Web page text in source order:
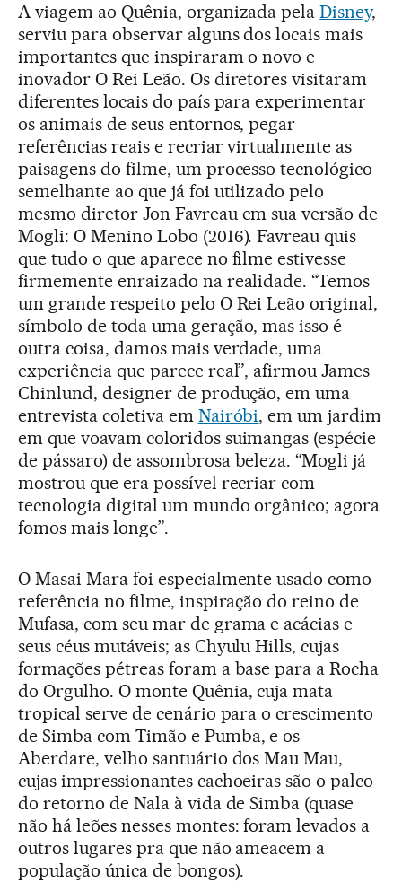
A viagem ao Quênia, organizada pelaDisney,
serviu para observar alguns dos locais mais
importantes que inspiraram o novo e
inovador O Rei Leão. Os diretores visitaram
diferentes locais do país para experimentar
os animais de seus entornos, pegar
referências reais e recriar virtualmente as
paisagens do filme, um processo tecnológico
semelhante ao que já foi utilizado pelo
mesmo diretor Jon Favreau em sua versão de
Mogli: O Menino Lobo (2016). Favreau quis
que tudo o que aparece no filme estivesse
firmemente enraizado na realidade. “Temos
um grande respeito pelo O Rei Leão original,
símbolo de toda uma geração, mas isso é
outra coisa, damos mais verdade, uma
experiência que parece real”, afirmou James
Chinlund, designer de produção, em uma
entrevista coletiva em Nairóbi, em um jardim
em que voavam coloridos suimangas (espécie
de pássaro) de assombrosa beleza. “Mogli já
mostrou que era possível recriar com
tecnologia digital um mundo orgânico; agora
fomos mais longe”.
O Masai Mara foi especialmente usado como
referência no filme, inspiração do reino de
Mufasa, com seu mar de grama e acácias e
seus céus mutáveis; as Chyulu Hills, cujas
formações pétreas foram a base para a Rocha
do Orgulho. O monte Quênia, cuja mata
tropical serve de cenário para o crescimento
de Simba com Timão e Pumba, e os
Aberdare, velho santuário dos Mau Mau,
cujas impressionantes cachoeiras são o palco
do retorno de Nala à vida de Simba (quase
não há leões nesses montes: foram levados a
outros lugares pra que não ameacem a
população única de bongos).